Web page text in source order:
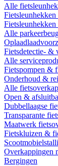
Alle
Alle
Fietsdetectie- &
Alle
Fietspompen &
Onderhoud &
Alle
Open &
Dubbellaagse
Transparante
Maatwerk
Fietskluizen &
Overkappingen
Bergingen